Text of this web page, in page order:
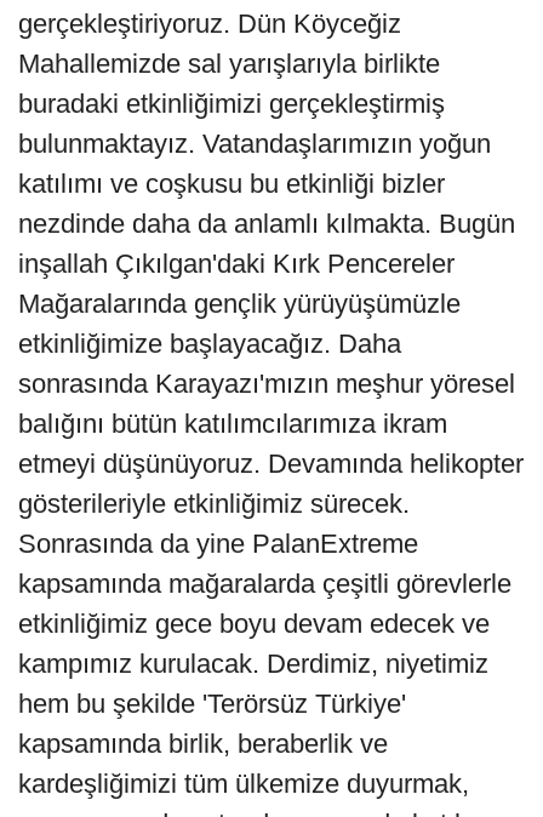
gerçekleştiriyoruz. Dün Köyceğiz
Mahallemizde sal yarışlarıyla birlikte
buradaki etkinliğimizi gerçekleştirmiş
bulunmaktayız. Vatandaşlarımızın yoğun
katılımı ve coşkusu bu etkinliği bizler
nezdinde daha da anlamlı kılmakta. Bugün
inşallah Çıkılgan'daki Kırk Pencereler
Mağaralarında gençlik yürüyüşümüzle
etkinliğimize başlayacağız. Daha
sonrasında Karayazı'mızın meşhur yöresel
balığını bütün katılımcılarımıza ikram
etmeyi düşünüyoruz. Devamında helikopter
gösterileriyle etkinliğimiz sürecek.
Sonrasında da yine PalanExtreme
kapsamında mağaralarda çeşitli görevlerle
etkinliğimiz gece boyu devam edecek ve
kampımız kurulacak. Derdimiz, niyetimiz
hem bu şekilde 'Terörsüz Türkiye'
kapsamında birlik, beraberlik ve
kardeşliğimizi tüm ülkemize duyurmak,